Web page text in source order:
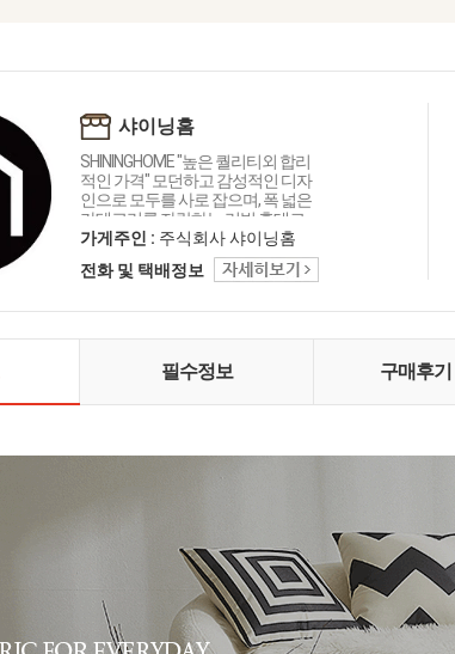
샤이닝홈
SHININGHOME "높은 퀄리티외 합리
적인 가격" 모던하고 감성적인 디자
인으로 모두를 사로 잡으며, 폭 넓은
카테고리를 자랑하는 리빙 홈데코
인테리어 샤이닝홈입니다.
가게주인 : 주식회사 샤이닝홈
전화 및 택배정보
필수정보 구매후기